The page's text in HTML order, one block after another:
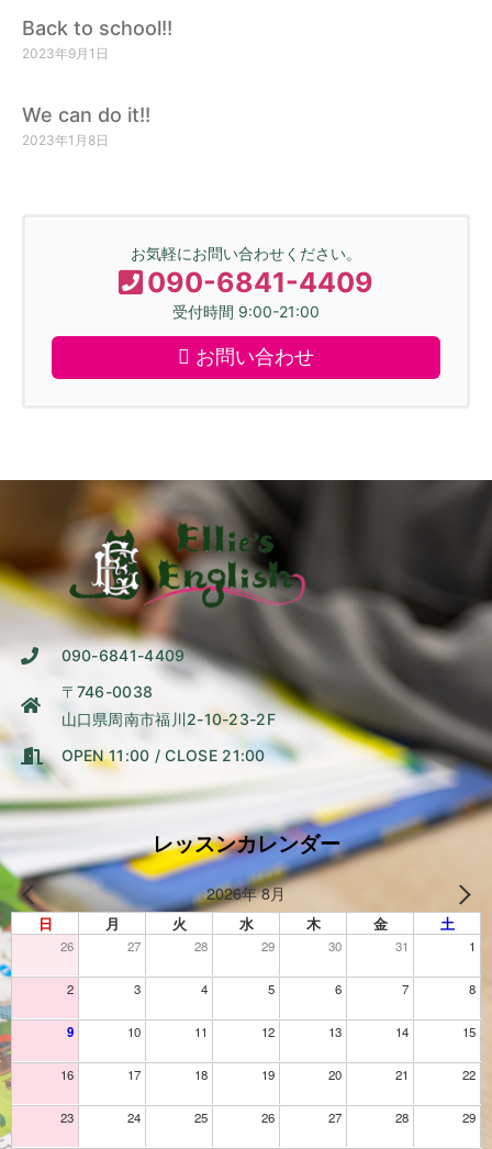
Back to school!!
2023年9月1日
We can do it!!
2023年1月8日
お気軽にお問い合わせください。
090-6841-4409
受付時間 9:00-21:00
お問い合わせ
090-6841-4409
〒746-0038
山口県周南市福川2-10-23-2F
OPEN 11:00 / CLOSE 21:00
レッスンカレンダー
2026年 8月
日 月 火 水 木 金 土
26 27 28 29 30 31 1
2 3 4 5 6 7 8
9 10 11 12 13 14 15
16 17 18 19 20 21 22
23 24 25 26 27 28 29